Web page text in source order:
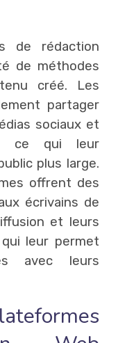
de rédaction
de méthodes
créé. Les
partager
sociaux et
ce qui leur
plus large.
offrent des
écrivains de
et leurs
leur permet
avec leurs